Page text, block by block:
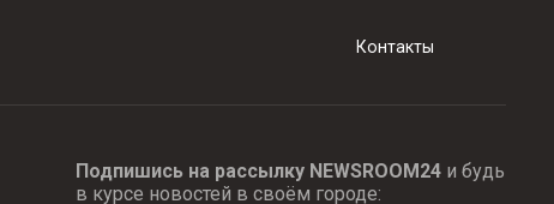
Контакты
Подпишись на рассылку NEWSROOM24и будь
в курсе новостей в своём городе: